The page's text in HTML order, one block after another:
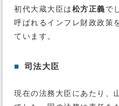
初代大蔵大臣は松方正義で
呼ばれるインフレ財政政策
ています。
■ 司法大臣
現在の法務大臣にあたり、